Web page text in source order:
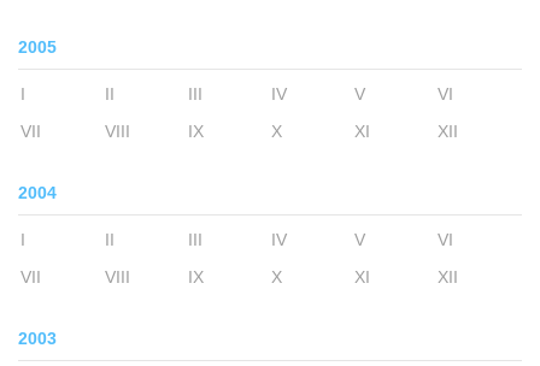
2005
I II III IV V
VI
VII
VIII IX X XI XII
2004
I II III IV V
VI
VII
VIII IX X XI XII
2003